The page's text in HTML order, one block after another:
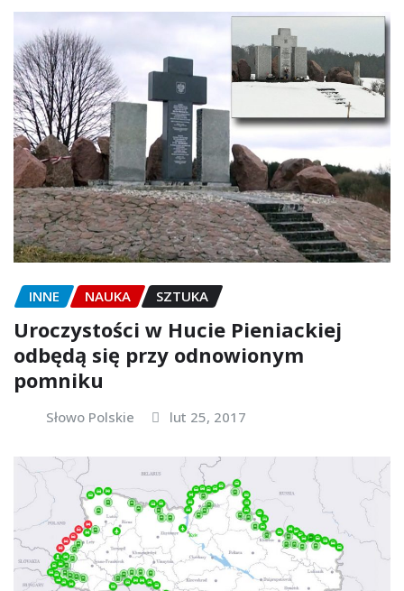
INNE NAUKA SZTUKA
Uroczystości w Hucie Pieniackiej
odbędą się przy odnowionym
pomniku
Słowo Polskie lut 25, 2017